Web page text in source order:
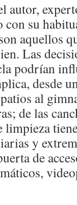
autor,
con su
aquellos
Las
podrían
desde
al
de las
limpieza
y
de